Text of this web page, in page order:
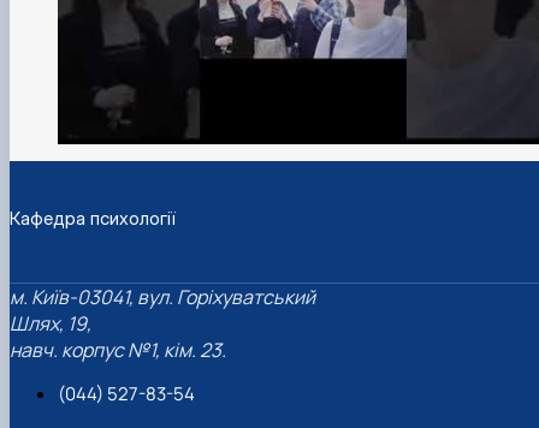
Кафедра психології
м. Київ-03041, вул. Горіхуватський
Шлях, 19,
навч. корпус №1, кім. 23.
(044) 527-83-54